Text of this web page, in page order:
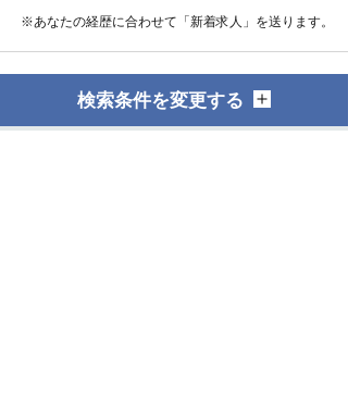
※あなたの経歴に合わせて「新着求人」を送ります。
検索条件を変更する